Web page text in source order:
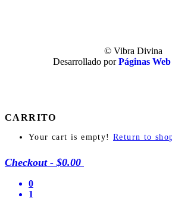
© Vibra Divina
Desarrollado porPáginas
CARRITO
Your cart is empty! Return to
Checkout - $0.00
0
1